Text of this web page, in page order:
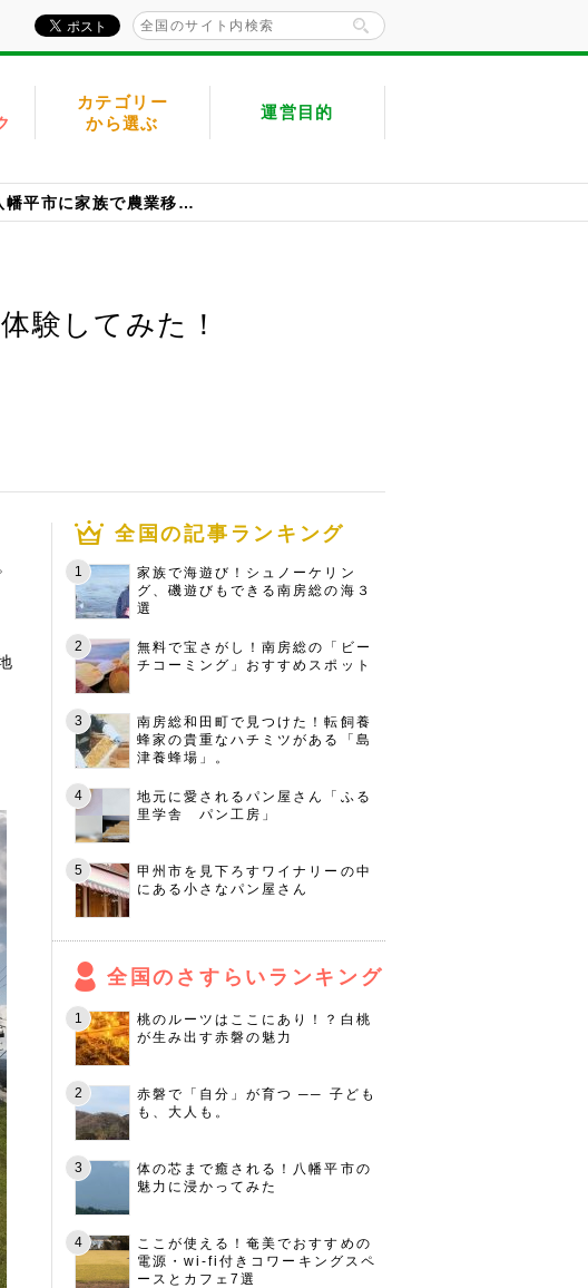
カテゴリー
から選ぶ
運営目的
九州から東北へ。岩手県八幡平市に家族で農業移住体験してみた！
験してみた！
全国の記事ランキング
家族で海遊び！シュノーケリン
グ、磯遊びもできる南房総の海３
選
無料で宝さがし！南房総の「ビー
チコーミング」おすすめスポット
南房総和田町で見つけた！転飼養
蜂家の貴重なハチミツがある「島
津養蜂場」。
地元に愛されるパン屋さん「ふる
里学舎 パン工房」
甲州市を見下ろすワイナリーの中
にある小さなパン屋さん
全国のさすらいランキング
桃のルーツはここにあり！？白桃
が生み出す赤磐の魅力
赤磐で「自分」が育つ ── 子ども
も、大人も。
体の芯まで癒される！八幡平市の
魅力に浸かってみた
ここが使える！奄美でおすすめの
電源・wi-fi付きコワーキングスペ
ースとカフェ7選